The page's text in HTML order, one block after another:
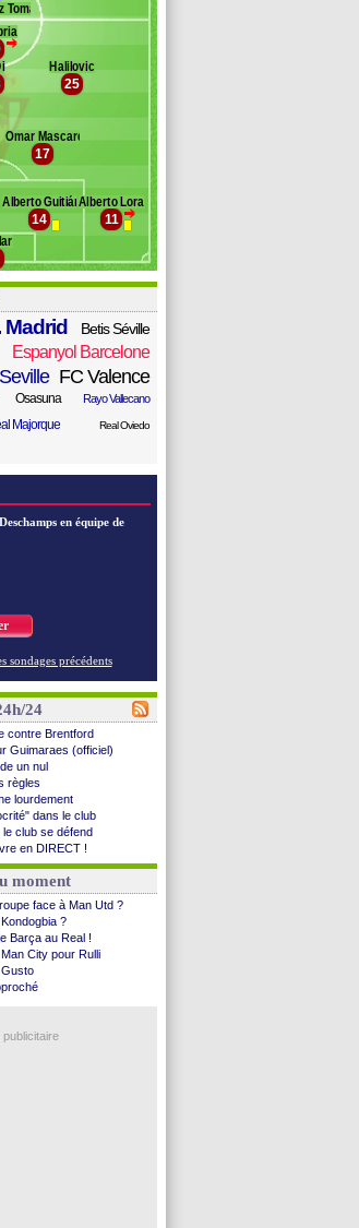
Sporting Gijon
Tomás
>
11
Alberto Lora
14
Alberto Guitián
17
Omar Mascarell
25
Halilovic
>
Madrid Betis Séville
Espanyol Barcelone
FC Valence
Osasuna Rayo Vallecano
Majorque Real Oviedo
en équipe de
sondages précédents
24
contre Brentford
Guimaraes (officiel)
un nul
règles
lourdement
dans le club
le club se défend
en DIRECT !
pour Suzuki
face à Man Utd
pour Benatia
le sort s'acharne...
blessé Uche
pour Aguerd
prêt à Liverpool
le PSG
moment
face à Man Utd ?
?
Barça au Real !
City pour Rulli